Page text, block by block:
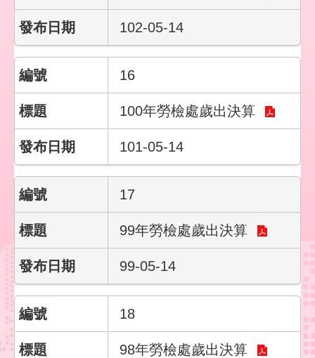
102-05-14
16
100年勞檢處歲出決算
101-05-14
17
99年勞檢處歲出決算
99-05-14
18
98年勞檢處歲出決算